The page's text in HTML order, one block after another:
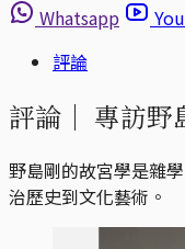
Whatsapp
評論
評論｜ 專訪野
野島剛的故宮學是雜
治歷史到文化藝術。